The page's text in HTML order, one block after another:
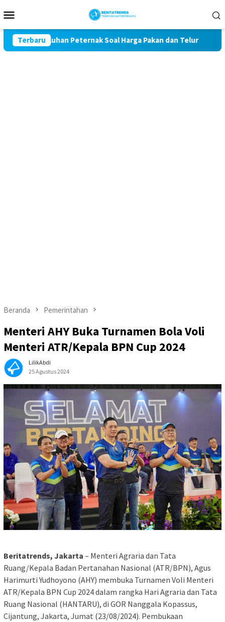
ke
Mobile
Terbaru
Keluhan Peternak Soal Harga Pakan dan Telur
Beranda Pemerintahan
Menteri AHY Buka Turnamen Bola Voli
Menteri ATR/Kepala BPN Cup 2024
LilikAbdi
25 Agustus 2024
Beritatrends, Jakarta – Menteri Agraria dan Tata
Ruang/Kepala Badan Pertanahan Nasional (ATR/BPN), Agus
Harimurti Yudhoyono (AHY) membuka Turnamen Voli Menteri
ATR/Kepala BPN Cup 2024 dalam rangka Hari Agraria dan Tata
Ruang Nasional (HANTARU), di GOR Nanggala Kopassus,
Cijantung, Jakarta, Jumat (23/08/2024). Pembukaan